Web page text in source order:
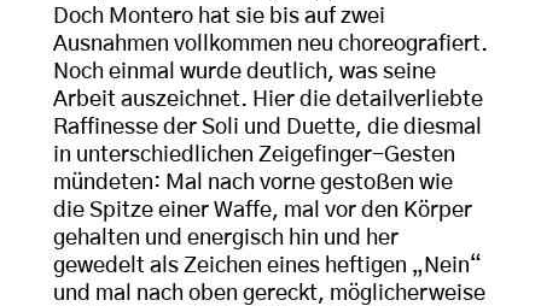
Doch Montero hat sie bis auf zwei
Ausnahmen vollkommen neu choreografiert.
Noch einmal wurde deutlich, was seine
Arbeit auszeichnet. Hier die detailverliebte
Raffinesse der Soli und Duette, die diesmal
in unterschiedlichen Zeigefinger-Gesten
mündeten: Mal nach vorne gestoßen wie
die Spitze einer Waffe, mal vor den Körper
gehalten und energisch hin und her
gewedelt als Zeichen eines heftigen „Nein“
und mal nach oben gereckt, möglicherweise